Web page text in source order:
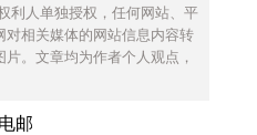
利人单独授权，任何网站、平
相关媒体的网站信息内容转
。文章均为作者个人观点，
邮